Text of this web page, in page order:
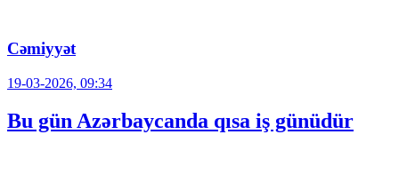
Cəmiyyət
19-03-2026, 09:34
Bu gün Azərbaycanda qısa iş günüdür